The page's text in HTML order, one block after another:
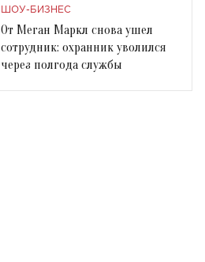
ШОУ-БИЗНЕС
От Меган Маркл снова ушел
сотрудник: охранник уволился
через полгода службы